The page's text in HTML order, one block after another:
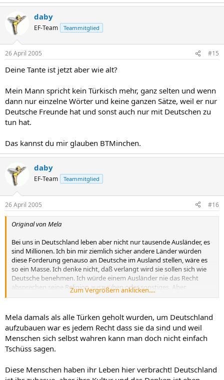
daby
EF-Team Teammitglied
26 April 2005 #15
Deine Tante ist jetzt aber wie alt?
Mein Mann spricht kein Türkisch mehr, ganz selten und wenn
dann nur einzelne Wörter und keine ganzen Sätze, weil er nur
Deutsche Freunde hat und sonst auch nur mit Deutschen zu
tun hat.
Das kannst du mir glauben BTMinchen.
daby
EF-Team Teammitglied
26 April 2005 #16
Original von Mela
Bei uns in Deutschland leben aber nicht nur tausende Ausländer, es
sind Millionen. Ich bin mir ziemlich sicher andere Länder würden
diese Forderung genauso an Deutsche im Ausland stellen, wäre es
so ein Masse. Ich denke nicht, daß verlangt wird sie sollen sich wie
Deutsche benehmen. Ich würde einem Ausländer nie das Recht
absprechen seine Religion auszuüben oder sonstiges. Aber
anpassen muß man sich schon und wer dazu nicht bereit ist
Zum Vergrößern anklicken....
Mela damals als alle Türken geholt wurden, um Deutschland
aufzubauen war es jedem Recht dass sie da sind und weil
Menschen sich selbst wahren kann man doch nicht einfach
Tschüss sagen.
Diese Menschen haben ihr Leben hier verbracht! Deutschland